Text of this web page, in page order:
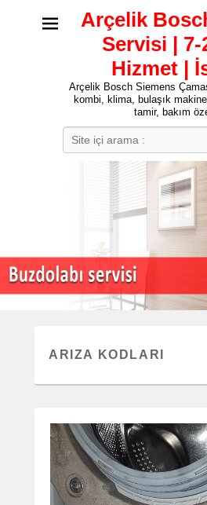
Arçelik
Servisi | 7-
Hizmet |
Arçelik Bosch Siemens
kombi, klima, bulaşık
tamir, bakım
ARIZA KODLARI